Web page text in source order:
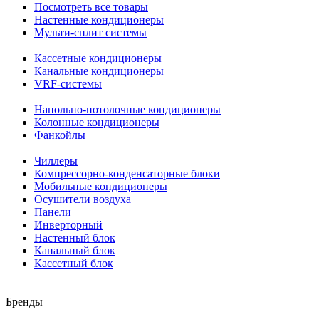
Посмотреть все товары
Настенные кондиционеры
Мульти-сплит системы
Кассетные кондиционеры
Канальные кондиционеры
VRF-системы
Напольно-потолочные кондиционеры
Колонные кондиционеры
Фанкойлы
Чиллеры
Компрессорно-конденсаторные блоки
Мобильные кондиционеры
Осушители воздуха
Панели
Инверторный
Настенный блок
Канальный блок
Кассетный блок
Бренды